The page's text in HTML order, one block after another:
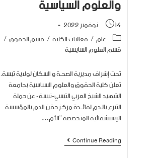
والعلوم السياسية
14 نوفمبر 2022
عام/ فعاليات الكلية/ قسم الحقوق/
قسم العلوم السايسية
تحت إشراف مديرية الصحـة و السكان لولاية تبسة،
تعلن كلية الحقوق والعلوم السياسية بجامعة
الشهيد الشيخ العربي التبسي-تبسة- عن حملة
التبرع بالـدم لفائــدة مركـز حقن الدم بالمؤسسة
الإستشفائية المتخصصة "الأم…
Continue Reading